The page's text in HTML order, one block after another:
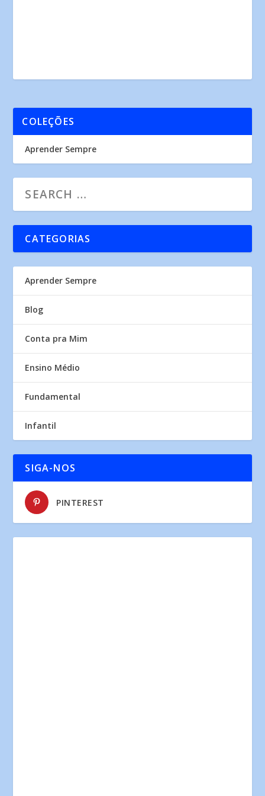
COLEÇÕES
Aprender Sempre
CATEGORIAS
Aprender Sempre
Blog
Conta pra Mim
Ensino Médio
Fundamental
Infantil
SIGA-NOS
PINTEREST